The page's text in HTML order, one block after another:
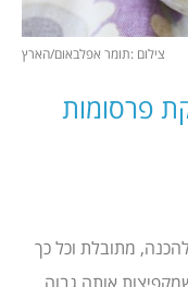
צילום :תומר אפלבאום/הארץ
פרסומות
מתובלת וכל כך